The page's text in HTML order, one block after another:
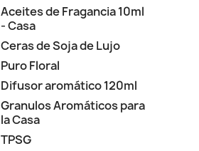
Aceites de Fragancia 10ml
- Casa
Ceras de Soja de Lujo
Puro Floral
Difusor aromático 120ml
Granulos Aromáticos para
la Casa
TPSG